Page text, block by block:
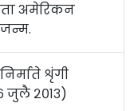
अमेरिकन
जन्म.
शृंगी
जुलै २०१३)